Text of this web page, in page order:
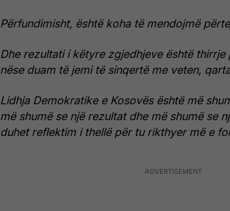
Përfundimisht, është koha të mendojmë
Dhe rezultati i këtyre zgjedhjeve është thirrje
nëse duam të jemi të sinqertë me veten,
Lidhja Demokratike e Kosovës është më
më shumë se një rezultat dhe më shumë se
duhet reflektim i thellë për tu rikthyer më e